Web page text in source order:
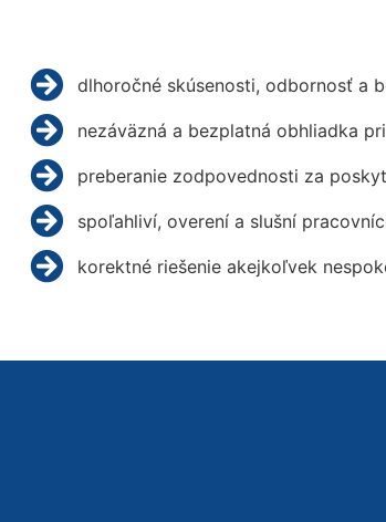
dlhoročné skúsenosti, odbornosť a
nezáväzná a bezplatná obhliadka
preberanie zodpovednosti za
spoľahliví, overení a slušní
korektné riešenie akejkoľvek